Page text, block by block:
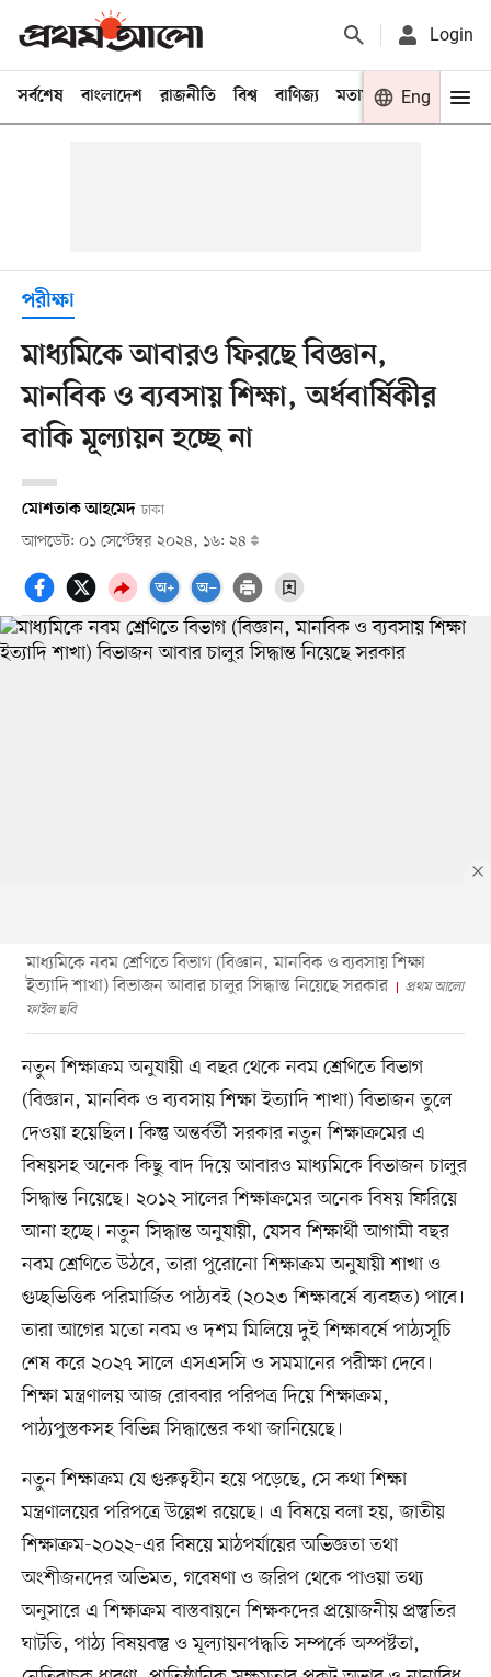
Login
সর্বশেষ বাংলাদেশ রাজনীতি বিশ্ব বাণিজ্য মতামত খেলা
Eng
পরীক্ষা
মাধ্যমিকে আবারও ফিরছে বিজ্ঞান,
মানবিক ও ব্যবসায় শিক্ষা, অর্ধবার্ষিকীর
বাকি মূল্যায়ন হচ্ছে না
মোশতাক আহমেদ ঢাকা
আপডেট: ০১ সেপ্টেম্বর ২০২৪, ১৬: ২৪
মাধ্যমিকে নবম শ্রেণিতে বিভাগ (বিজ্ঞান, মানবিক ও ব্যবসায় শিক্ষা
ইত্যাদি শাখা) বিভাজন আবার চালুর সিদ্ধান্ত নিয়েছে সরকার
প্রথম আলো
ফাইল ছবি
নতুন শিক্ষাক্রম অনুযায়ী এ বছর থেকে নবম শ্রেণিতে বিভাগ
(বিজ্ঞান, মানবিক ও ব্যবসায় শিক্ষা ইত্যাদি শাখা) বিভাজন তুলে
দেওয়া হয়েছিল। কিন্তু অন্তর্বর্তী সরকার নতুন শিক্ষাক্রমের এ
বিষয়সহ অনেক কিছু বাদ দিয়ে আবারও মাধ্যমিকে বিভাজন চালুর
সিদ্ধান্ত নিয়েছে। ২০১২ সালের শিক্ষাক্রমের অনেক বিষয় ফিরিয়ে
আনা হচ্ছে। নতুন সিদ্ধান্ত অনুযায়ী, যেসব শিক্ষার্থী আগামী বছর
নবম শ্রেণিতে উঠবে, তারা পুরোনো শিক্ষাক্রম অনুযায়ী শাখা ও
গুচ্ছভিত্তিক পরিমার্জিত পাঠ্যবই (২০২৩ শিক্ষাবর্ষে ব্যবহৃত) পাবে।
তারা আগের মতো নবম ও দশম মিলিয়ে দুই শিক্ষাবর্ষে পাঠ্যসূচি
শেষ করে ২০২৭ সালে এসএসসি ও সমমানের পরীক্ষা দেবে।
শিক্ষা মন্ত্রণালয় আজ রোববার পরিপত্র দিয়ে শিক্ষাক্রম,
পাঠ্যপুস্তকসহ বিভিন্ন সিদ্ধান্তের কথা জানিয়েছে।
নতুন শিক্ষাক্রম যে গুরুত্বহীন হয়ে পড়েছে, সে কথা শিক্ষা
মন্ত্রণালয়ের পরিপত্রে উল্লেখ রয়েছে। এ বিষয়ে বলা হয়, জাতীয়
শিক্ষাক্রম-২০২২–এর বিষয়ে মাঠপর্যায়ের অভিজ্ঞতা তথা
অংশীজনদের অভিমত, গবেষণা ও জরিপ থেকে পাওয়া তথ্য
অনুসারে এ শিক্ষাক্রম বাস্তবায়নে শিক্ষকদের প্রয়োজনীয় প্রস্তুতির
ঘাটতি, পাঠ্য বিষয়বস্তু ও মূল্যায়নপদ্ধতি সম্পর্কে অস্পষ্টতা,